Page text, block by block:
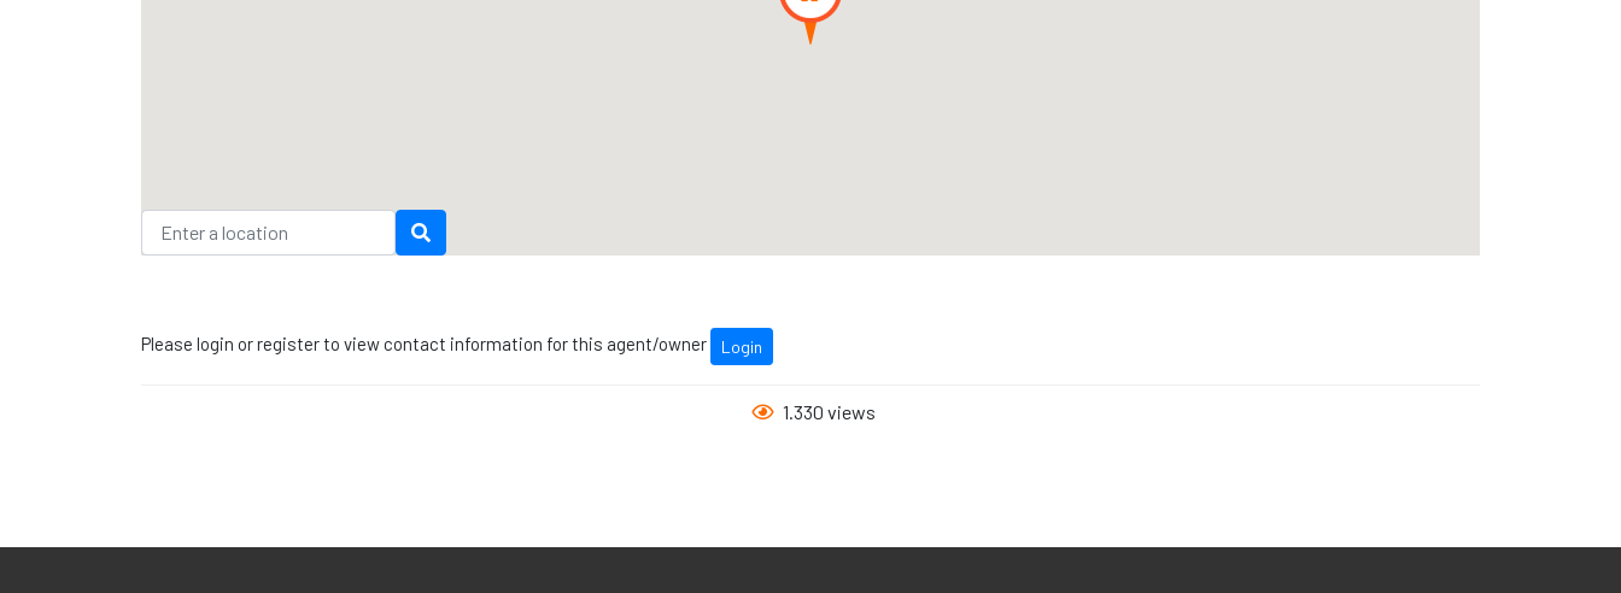
Please login or register to view contact information for this agent/owner Login
1.330 views